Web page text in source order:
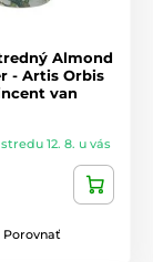
Almond
- Artis Orbis
van
12. 8. u vás
Porovnať